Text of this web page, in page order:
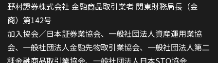
野村證券株式会社 金融商品取引業者 関東財務局長（金
商）第142号
加入協会／日本証券業協会、一般社団法人資産運用業協
会、一般社団法人金融先物取引業協会、一般社団法人第二